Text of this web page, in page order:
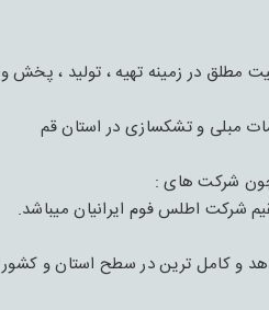
و تجربه درعرصه چوب و مبل و همچنین دارای 20 سال فعالیت مطلق در زمینه تهیه ، تولید ، پخش و
و ملزومات مبلی و تشکسازی در استان قم
شرکت های :
شرکت اطلس فوم ایرانیان میباشد.
و کامل ترین در سطح استان و کشور